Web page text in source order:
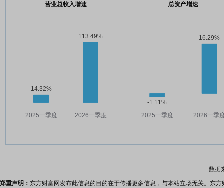
营业总收入增速 总资产增速
数据
郑重声明： 东方财富网发布此信息的目的在于传播更多信息，与本站立场无关。东